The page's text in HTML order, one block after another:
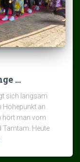
…
sich langsam
Höhepunkt an.
hört man vom
Tamtam. Heute